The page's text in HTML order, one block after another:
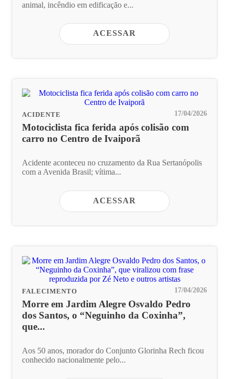
animal, incêndio em edificação e...
ACESSAR
ACIDENTE 17/04/2026
Motociclista fica ferida após colisão com
carro no Centro de Ivaiporã
Acidente aconteceu no cruzamento da Rua Sertanópolis
com a Avenida Brasil; vítima...
ACESSAR
FALECIMENTO 17/04/2026
Morre em Jardim Alegre Osvaldo Pedro
dos Santos, o “Neguinho da Coxinha”,
que...
Aos 50 anos, morador do Conjunto Glorinha Rech ficou
conhecido nacionalmente pelo...